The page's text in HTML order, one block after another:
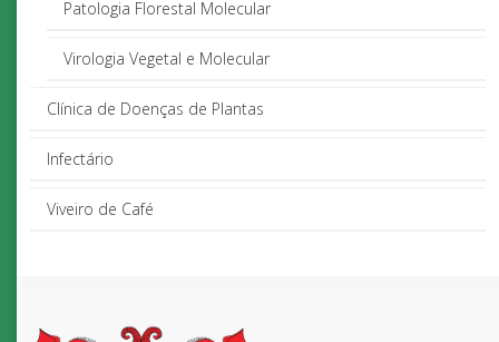
Patologia Florestal Molecular
Virologia Vegetal e Molecular
Clínica de Doenças de Plantas
Infectário
Viveiro de Café